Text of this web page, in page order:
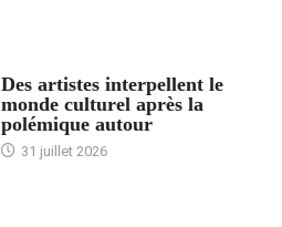
Des artistes interpellent le
monde culturel après la
polémique autour
31 juillet 2026